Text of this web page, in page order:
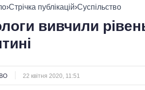
УСІ ПОЛІТИКИ ПРЕЗИДЕНТ І ОФІС
›Стрічка публікацій›Суспільство
вивчили
22 квітня 2020, 11:51